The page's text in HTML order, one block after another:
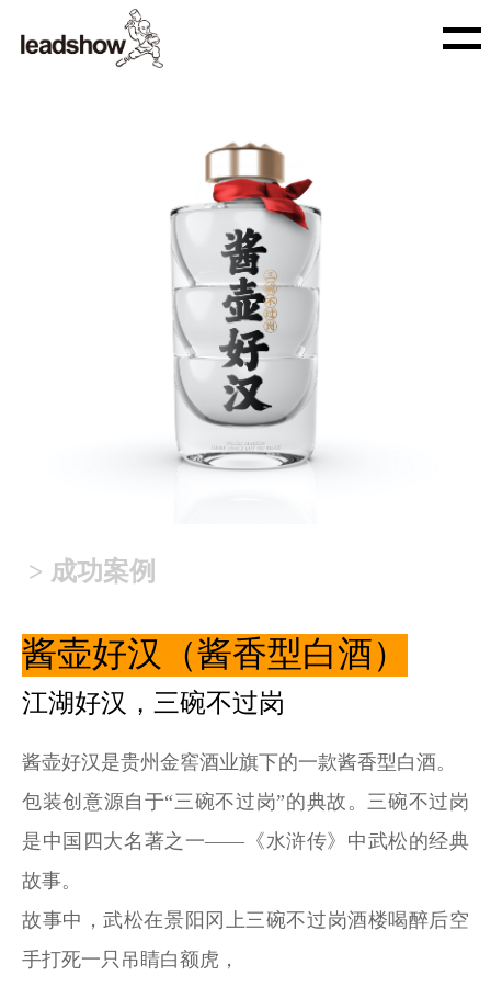
> 成功案例
酱壶好汉（酱香型白酒）
江湖好汉，三碗不过岗
酱壶好汉是贵州金窖酒业旗下的一款酱香型白酒。
包装创意源自于“三碗不过岗”的典故。三碗不过岗
是中国四大名著之一——《水浒传》中武松的经典
故事。
故事中，武松在景阳冈上三碗不过岗酒楼喝醉后空
手打死一只吊睛白额虎，